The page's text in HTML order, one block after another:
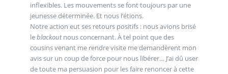
inflexibles. Les mouvements se font toujours par une
jeunesse déterminée. Et nous l’étions.
Notre action eut ses retours positifs : nous avions brisé
leblackoutnous concernant. À tel point que des
cousins venant me rendre visite me demandèrent mon
avis sur un coup de force pour nous libérer… J’ai dû user
de toute ma persuasion pour les faire renoncer à cette